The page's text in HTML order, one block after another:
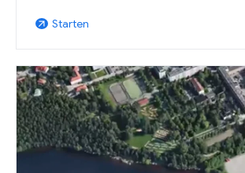
arrow_outward Starten